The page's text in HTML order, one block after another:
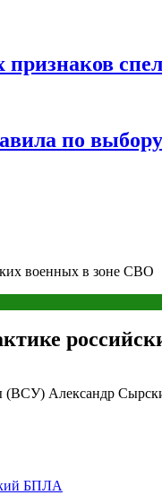
по
военных в зоне СВО
Александр Сырский
БПЛА